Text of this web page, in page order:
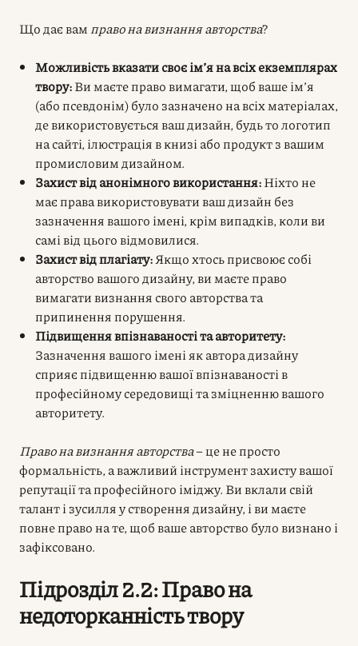
Що дає вам право на визнання авторства?
Можливість вказати своє ім’я на всіх екземплярах
твору:Ви маєте право вимагати, щоб ваше ім’я
(або псевдонім) було зазначено на всіх матеріалах,
де використовується ваш дизайн, будь то логотип
на сайті, ілюстрація в книзі або продукт з вашим
промисловим дизайном.
Захист від анонімного використання:Ніхто не
має права використовувати ваш дизайн без
зазначення вашого імені, крім випадків, коли ви
самі від цього відмовилися.
Захист від плагіату:Якщо хтось присвоює собі
авторство вашого дизайну, ви маєте право
вимагати визнання свого авторства та
припинення порушення.
Підвищення впізнаваності та авторитету:
Зазначення вашого імені як автора дизайну
сприяє підвищенню вашої впізнаваності в
професійному середовищі та зміцненню вашого
авторитету.
Право на визнання авторства– це не просто
формальність, а важливий інструмент захисту вашої
репутації та професійного іміджу. Ви вклали свій
талант і зусилля у створення дизайну, і ви маєте
повне право на те, щоб ваше авторство було визнано і
зафіксовано.
Підрозділ 2.2: Право на
недоторканність твору